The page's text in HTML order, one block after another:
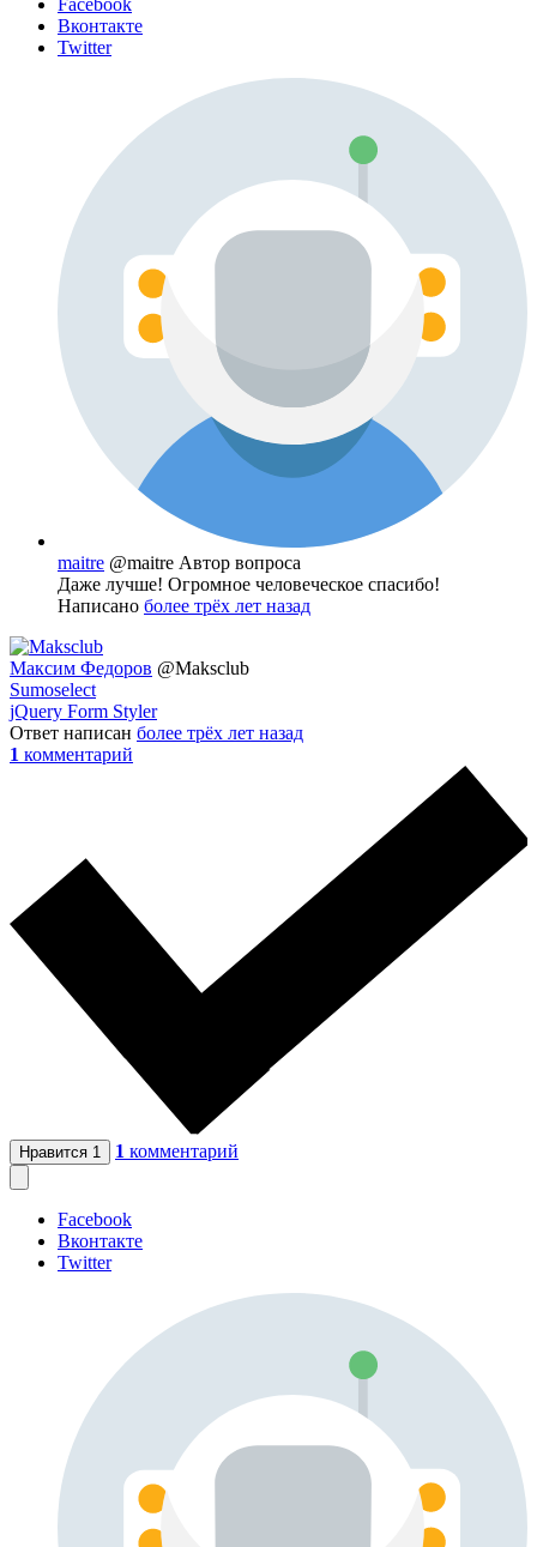
Facebook
Вконтакте
Twitter
maitre @maitre Автор вопроса
Даже лучше! Огромное человеческое спасибо!
Написано более трёх лет назад
Максим Федоров @Maksclub
Sumoselect
jQuery Form Styler
Ответ написан более трёх лет назад
1 комментарий
Нравится 1 1 комментарий
Facebook
Вконтакте
Twitter